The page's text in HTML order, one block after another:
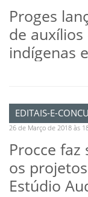
Proges
de
indígenas
EDITAIS-E-
26 de Março de 2018 às
Procce faz
os
Estúdio